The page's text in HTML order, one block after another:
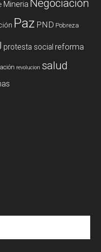
Mineria Negociación
Paz PND Pobreza
protesta social reforma
revolucion salud